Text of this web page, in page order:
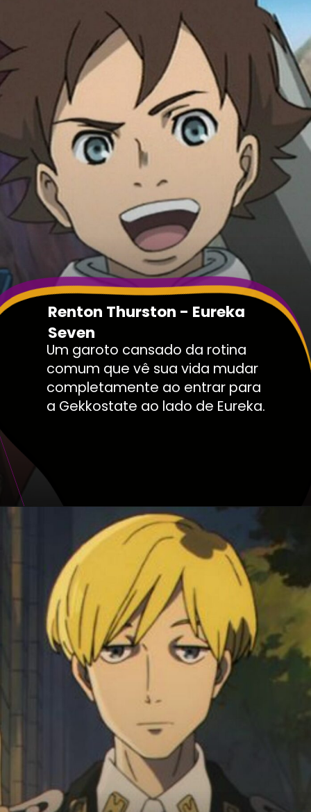
Renton Thurston - Eureka
Seven
Um garoto cansado da rotina
comum que vê sua vida mudar
completamente ao entrar para
a Gekkostate ao lado de Eureka.